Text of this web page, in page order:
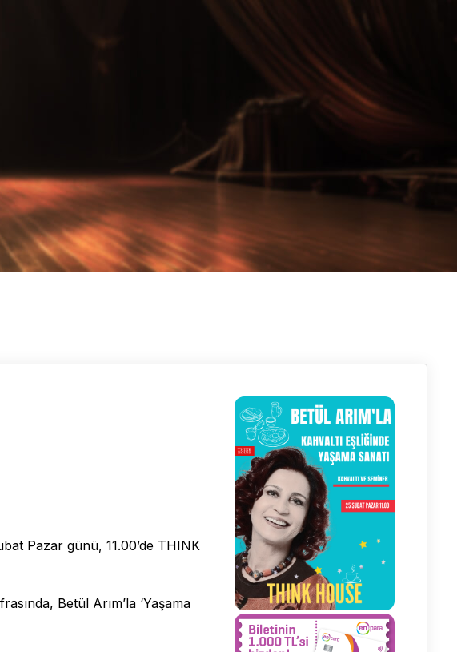
Pazar günü, 11.00’de THINK
Betül Arım’la ‘Yaşama